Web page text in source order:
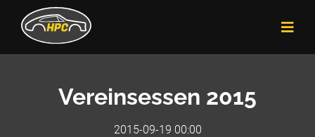
Vereinsessen 2015
2015-09-19 00:00